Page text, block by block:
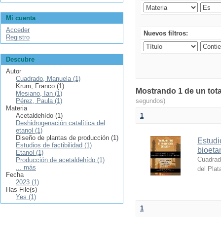
Nuevos filtros:
Mostrando 1 de un
segundos)
1
del
1
Mi cuenta
Acceder
Registro
Descubre
Autor
Cuadrado, Manuela (1)
Krum, Franco (1)
Mesiano, Ian (1)
Pérez, Paula (1)
Materia
Acetaldehído (1)
Deshidrogenación catalítica del
etanol (1)
Diseño de plantas de producción (1)
Estudios de factibilidad (1)
Etanol (1)
Producción de acetaldehído (1)
... más
Fecha
2023 (1)
Has File(s)
Yes (1)